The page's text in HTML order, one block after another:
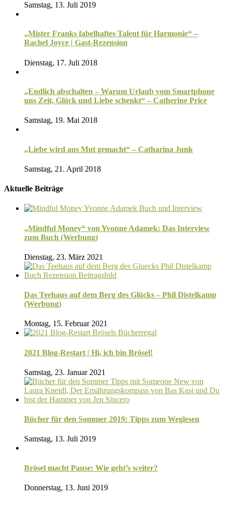
Samstag, 13. Juli 2019
„Mister Franks fabelhaftes Talent für Harmonie“ –
Rachel Joyce | Gast-Rezension
Dienstag, 17. Juli 2018
„Endlich abschalten – Warum Urlaub vom Smartphone
uns Zeit, Glück und Liebe schenkt“ – Catherine Price
Samstag, 19. Mai 2018
„Liebe wird aus Mut gemacht“ – Catharina Junk
Samstag, 21. April 2018
Aktuelle Beiträge
„Mindful Money“ von Yvonne Adamek: Das Interview
zum Buch (Werbung)
Dienstag, 23. März 2021
Das Teehaus auf dem Berg des Glücks – Phil Distelkamp
(Werbung)
Montag, 15. Februar 2021
2021 Blog-Restart | Hi, ich bin Brösel!
Samstag, 23. Januar 2021
Bücher für den Sommer 2019: Tipps zum Weglesen
Samstag, 13. Juli 2019
Brösel macht Pause: Wie geht’s weiter?
Donnerstag, 13. Juni 2019